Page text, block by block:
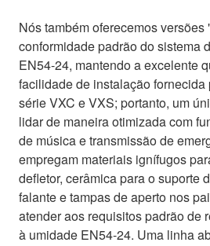
Nós também oferecemos
conformidade padrão do sistema
EN54-24, mantendo a excelente
facilidade de instalação
série VXC e VXS; portanto, um
lidar de maneira otimizada com
de música e transmissão de
empregam materiais ignífugos
defletor, cerâmica para o suporte
falante e tampas de aperto nos
atender aos requisitos padrão de
à umidade EN54-24. Uma linha